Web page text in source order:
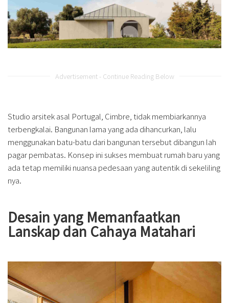
Advertisement - Continue Reading Below
Studio arsitek asal Portugal, Cimbre, tidak membiarkannya
terbengkalai. Bangunan lama yang ada dihancurkan, lalu
menggunakan batu-batu dari bangunan tersebut dibangun lah
pagar pembatas. Konsep ini sukses membuat rumah baru yang
ada tetap memiliki nuansa pedesaan yang autentik di sekeliling
nya.
Desain yang Memanfaatkan
Lanskap dan Cahaya Matahari